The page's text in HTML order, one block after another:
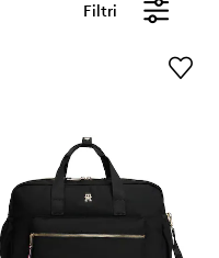
Filtri